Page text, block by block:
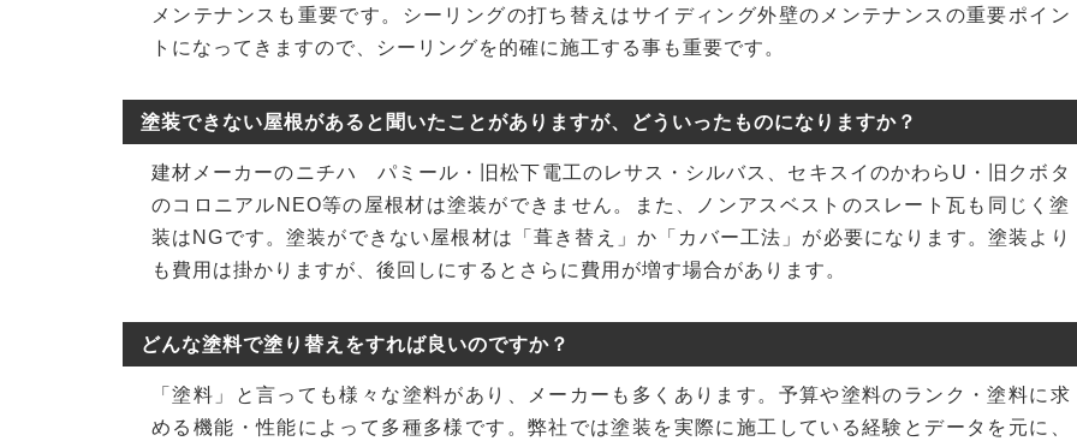
メンテナンスも重要です。シーリングの打ち替えはサイディング外壁のメンテナンスの重要ポイン
トになってきますので、シーリングを的確に施工する事も重要です。
塗装できない屋根があると聞いたことがありますが、どういったものになりますか？
建材メーカーのニチハ パミール・旧松下電工のレサス・シルバス、セキスイのかわらU・旧クボタ
のコロニアルNEO等の屋根材は塗装ができません。また、ノンアスベストのスレート瓦も同じく塗
装はNGです。塗装ができない屋根材は「葺き替え」か「カバー工法」が必要になります。塗装より
も費用は掛かりますが、後回しにするとさらに費用が増す場合があります。
どんな塗料で塗り替えをすれば良いのですか？
「塗料」と言っても様々な塗料があり、メーカーも多くあります。予算や塗料のランク・塗料に求
める機能・性能によって多種多様です。弊社では塗装を実際に施工している経験とデータを元に、